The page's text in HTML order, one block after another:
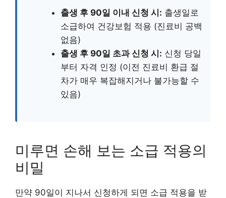
출생 후 90일 이내 신청 시: 출생일로
소급하여 건강보험 적용 (진료비 공백
없음)
출생 후 90일 초과 신청 시: 신청 당일
부터 자격 인정 (이전 진료비 환급 절
차가 매우 복잡해지거나 불가능할 수
있음)
미루면 손해 보는 소급 적용의
비밀
만약 90일이 지나서 신청하게 되면 소급 적용을 받